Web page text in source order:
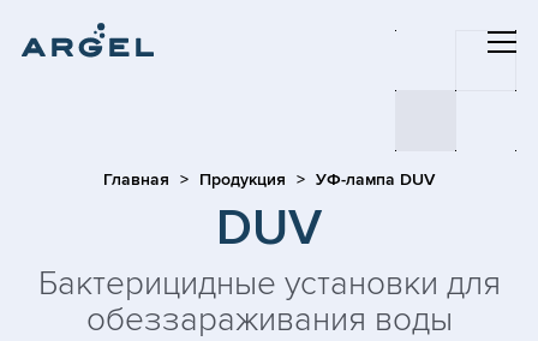
Главная Продукция УФ-лампа DUV
DUV
Бактерицидные установки для
обеззараживания воды